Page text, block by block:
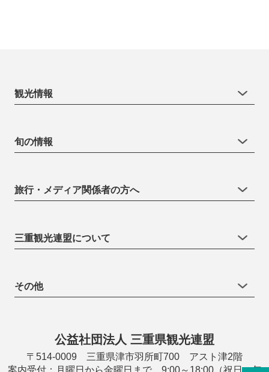
観光情報
旬の情報
旅行・メディア関係者の方へ
三重観光連盟について
その他
公益社団法人 三重県観光連盟
〒514-0009 三重県津市羽所町700 アスト津2階
案内受付：月曜日から金曜日まで 9:00～18:00（祝日・年